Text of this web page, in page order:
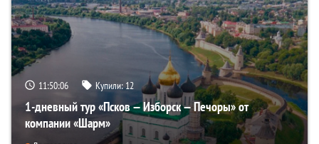
11:50:05 Купили:12
1-дневный тур «Псков — Изборск — Печоры» от
компании «Шарм»